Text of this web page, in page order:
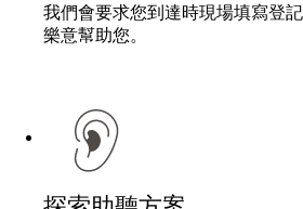
我們會要求您到達時現場填寫登
樂意幫助您。